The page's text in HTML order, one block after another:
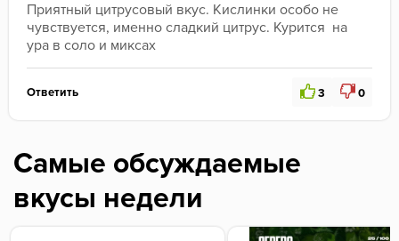
Приятный цитрусовый вкус. Кислинки особо не
чувствуется, именно сладкий цитрус. Курится  на
ура в соло и миксах
Ответить 3 0
Самые обсуждаемые
вкусы недели